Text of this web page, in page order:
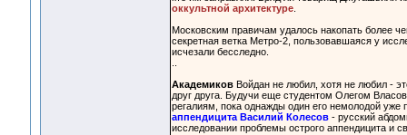
оккультной архитектуре.
Московским правичам удалось накопать более
секретная ветка Метро-2, пользовавшаяся у
исчезали бесследно.
АкадемиковВойдан не любил, хотя не любил -
друг друга. Будучи еще студентом Олегом
регалиям, пока однажды один его немолодой уже
аппендицита Василий Колесов- русский
исследовании проблемы острого аппендицита и